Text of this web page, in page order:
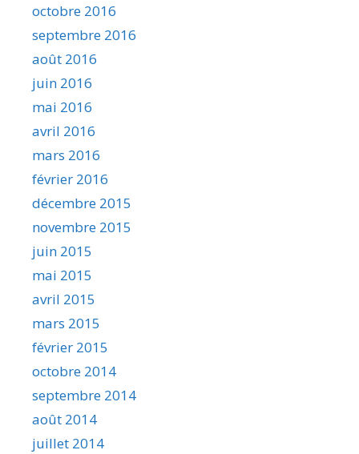
octobre 2016
septembre 2016
août 2016
juin 2016
mai 2016
avril 2016
mars 2016
février 2016
décembre 2015
novembre 2015
juin 2015
mai 2015
avril 2015
mars 2015
février 2015
octobre 2014
septembre 2014
août 2014
juillet 2014